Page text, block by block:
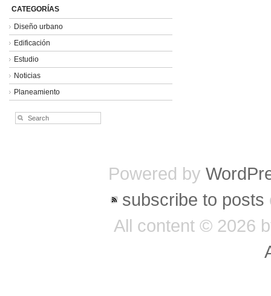
CATEGORÍAS
Diseño urbano
Edificación
Estudio
Noticias
Planeamiento
Powered by
subscribe to posts
All content © 2026